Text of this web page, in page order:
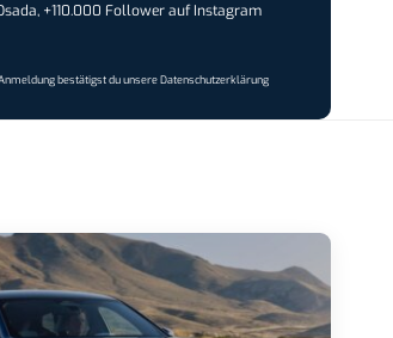
+110.000 Follower auf Instagram
bestätigst du unsereDatenschutzerklärung